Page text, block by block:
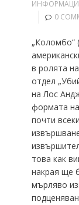
0
„Коломбо“
в ролята
отдел
на Лос
формата
почти
това как
накрая ще
мърляво